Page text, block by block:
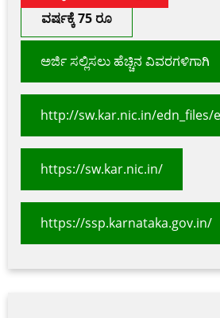
ವರ್ಷಕ್ಕೆ 75 ರೂ
ಅರ್ಜಿ ಸಲ್ಲಿಸಲು ಹೆಚ್ಚಿನ ವಿವರಗಳಿಗಾಗಿ
http://sw.kar.nic.in/edn_files/
https://sw.kar.nic.in/
https://ssp.karnataka.gov.in/